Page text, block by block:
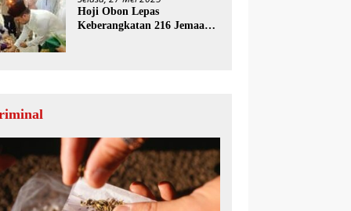
Hoji Obon Lepas
Keberangkatan 216 Jemaah